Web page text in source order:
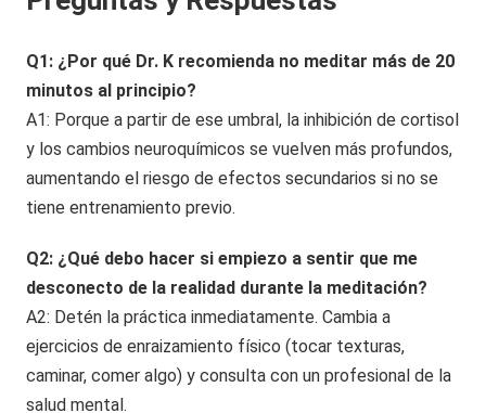
Q1: ¿Por qué Dr. K recomienda no meditar más de 20
minutos al principio?
A1: Porque a partir de ese umbral, la inhibición de cortisol
y los cambios neuroquímicos se vuelven más profundos,
aumentando el riesgo de efectos secundarios si no se
tiene entrenamiento previo.
Q2: ¿Qué debo hacer si empiezo a sentir que me
desconecto de la realidad durante la meditación?
A2: Detén la práctica inmediatamente. Cambia a
ejercicios de enraizamiento físico (tocar texturas,
caminar, comer algo) y consulta con un profesional de la
salud mental.